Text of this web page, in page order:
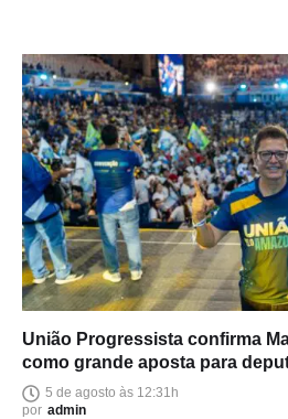
União Progressista confirma
como grande aposta para
5 de agosto às 12:31h
por admin